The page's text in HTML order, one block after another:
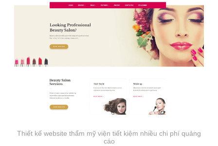
Thiết kế website thẩm mỹ viện tiết kiệm nhiều chi phí quảng
cáo